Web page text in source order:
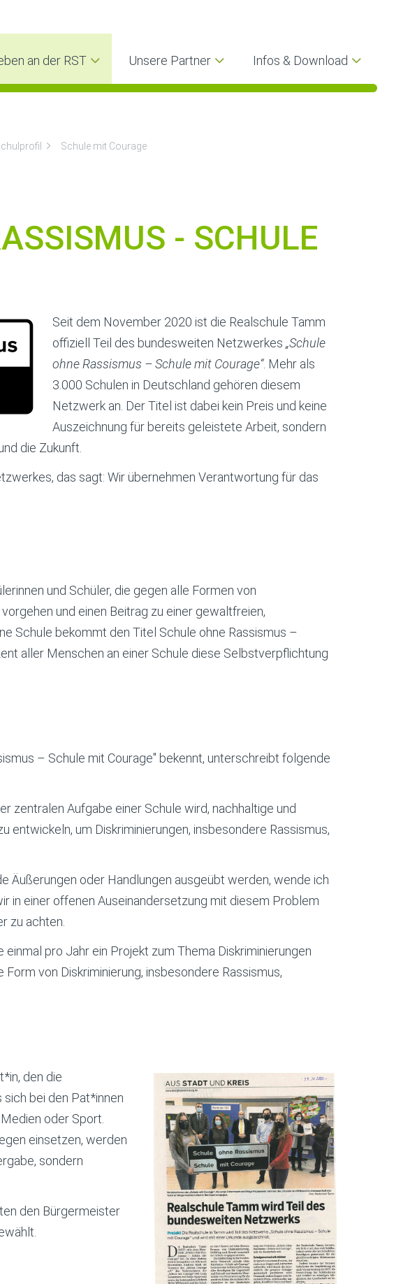
an der RST Unsere Partner Infos & Download
Schule mit Courage
- SCHULE
Seit dem November 2020 ist die Realschule Tamm
offiziell Teil des bundesweiten Netzwerkes„Schule
ohne Rassismus – Schule mit Courage“. Mehr als
3.000 Schulen in Deutschland gehören diesem
Netzwerk an. Der Titel ist dabei kein Preis und keine
Auszeichnung für bereits geleistete Arbeit, sondern
die Zukunft.
das sagt: Wir übernehmen Verantwortung für das
und Schüler, die gegen alle Formen von
und einen Beitrag zu einer gewaltfreien,
Schule bekommt den Titel Schule ohne Rassismus –
aller Menschen an einer Schule diese Selbstverpflichtung
– Schule mit Courage" bekennt, unterschreibt folgende
zentralen Aufgabe einer Schule wird, nachhaltige und
entwickeln, um Diskriminierungen, insbesondere Rassismus,
Äußerungen oder Handlungen ausgeübt werden, wende ich
in einer offenen Auseinandersetzung mit diesem Problem
zu achten.
pro Jahr ein Projekt zum Thema Diskriminierungen
von Diskriminierung, insbesondere Rassismus,
den die
bei den Pat*innen
oder Sport.
einsetzen, werden
sondern
den Bürgermeister